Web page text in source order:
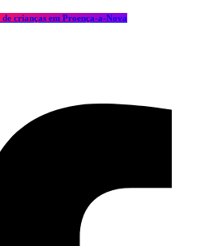
crianças em Proença-a-Nova